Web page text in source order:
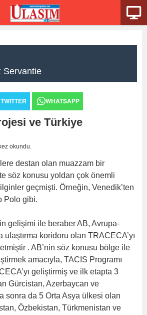
Servantie
TWITTER WHATSAPP
ve Türkiye
kez okundu.
destan olan muazzam bir
söz konusu yoldan çok önemli
geçmişti. Örneğin, Venedik’ten
Polo gibi.
gelişimi ile beraber AB, Avrupa-
ulaştırma koridoru olan TRACECA’yı
. AB’nin söz konusu bölge ile
amacıyla, TACIS Programı
geliştirmiş ve ilk etapta 3
Gürcistan, Azerbaycan ve
sonra da 5 Orta Asya ülkesi olan
Özbekistan, Türkmenistan ve